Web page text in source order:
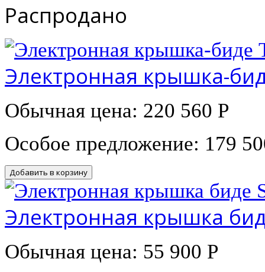
Распродано
Электронная крышка-
Обычная цена: 220 560 Р
Особое предложение: 179
Добавить в корзину
Электронная крышка
Обычная цена: 55 900 Р